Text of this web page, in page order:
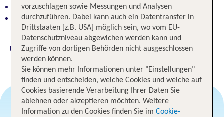
Modern eingerichtete Zimmer
Am Stadtrand von Friedrichshafen
Digitaler und telefonischer 24/7 TUI Service
vorzuschlagen sowie Messungen und Analysen
durchzuführen. Dabei kann auch ein Datentransfer in
Drittstaaten [z.B. USA] möglich sein, wo vom EU-
Datenschutzniveau abgewichen werden kann und
Zugriffe von dortigen Behörden nicht ausgeschlossen
werden können.
Sie können mehr Informationen unter "Einstellungen"
finden und entscheiden, welche Cookies und welche auf
Cookies basierende Verarbeitung Ihrer Daten Sie
ablehnen oder akzeptieren möchten. Weitere
Information zu den Cookies finden Sie im Cookie-